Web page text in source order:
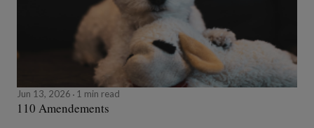
Jun 13, 2026 1 min read
110 Amendements